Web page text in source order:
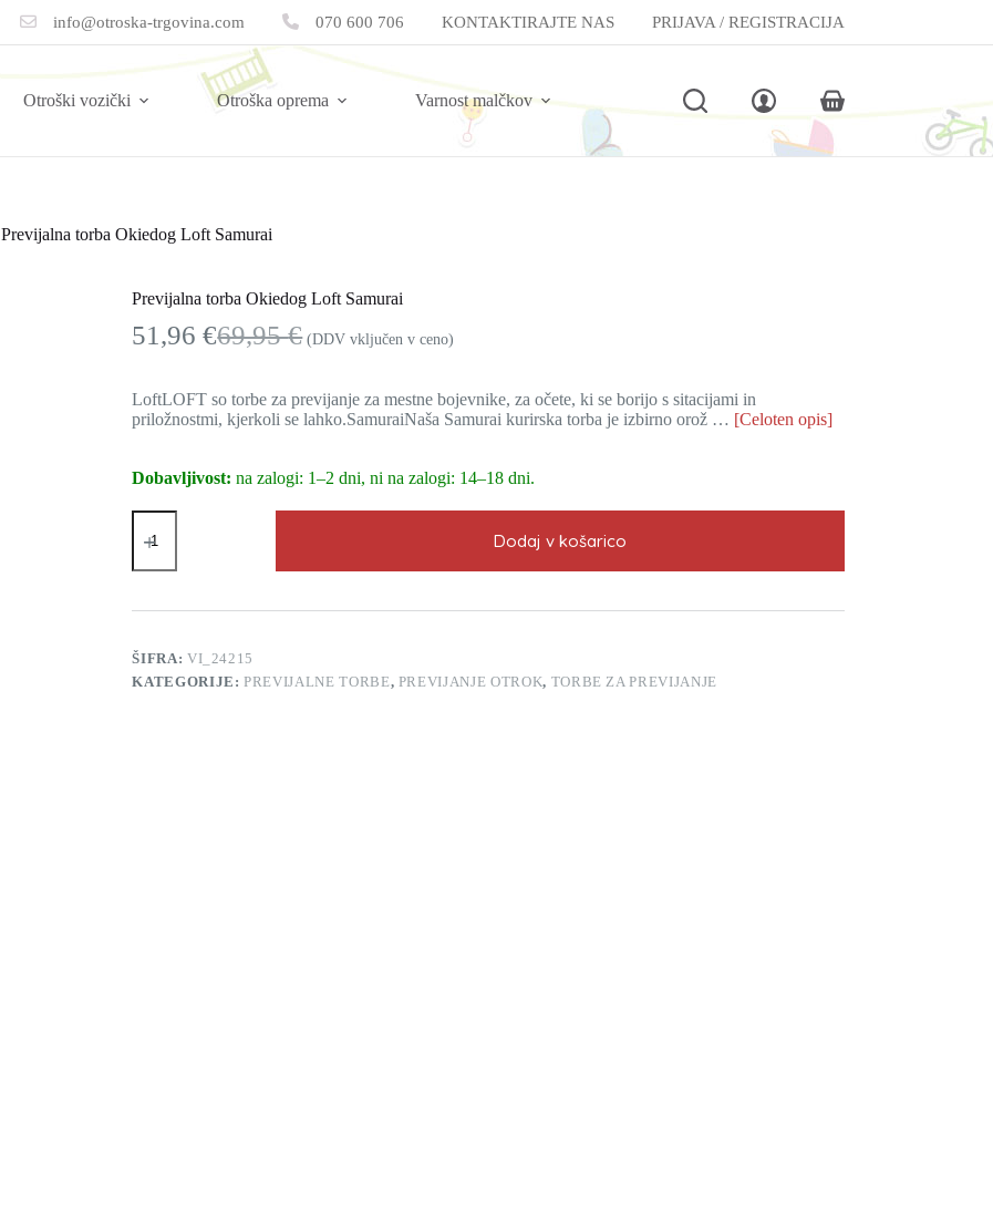
info@otroska-trgovina.com 070 600 706 KONTAKTIRAJTE NAS PRIJAVA / REGISTRACIJA
Otroški vozički Otroška oprema Varnost malčkov
Shopping
cart
Previjalna torba Okiedog Loft Samurai
Previjalna torba Okiedog Loft Samurai
69,95€
Izvirna
bila:
69,95 €.
51,96€Trenutna
51,96 €.
(DDV vključen v ceno)
LoftLOFT so torbe za previjanje za mestne bojevnike, za očete, ki se borijo s sitacijami in
priložnostmi, kjerkoli se lahko.SamuraiNaša Samurai kurirska torba je izbirno orož … [Celoten opis]
Dobavljivost: na zalogi: 1–2 dni, ni na zalogi: 14–18 dni.
Previjalna
torba
Loft
količina
Dodaj v košarico
ŠIFRA: VI_24215
KATEGORIJE:PREVIJALNE TORBE, PREVIJANJE OTROK, TORBE ZA PREVIJANJE